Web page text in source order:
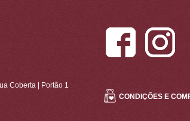
Coberta | Portão 1
CONDIÇÕES E